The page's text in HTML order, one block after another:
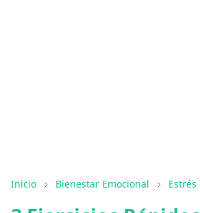
Inicio Bienestar Emocional Estrés